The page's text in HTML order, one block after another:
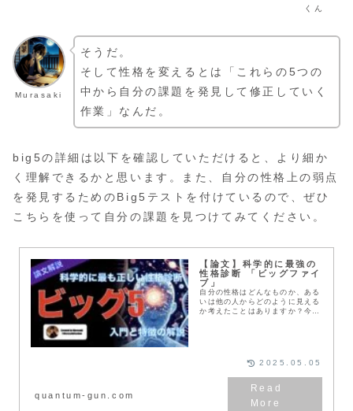
くん
Murasaki
そうだ。
そして性格を変えるとは「これらの5つの
中から自分の課題を発見して修正していく
作業」なんだ。
big5の詳細は以下を確認していただけると、より細か
く理解できるかと思います。また、自分の性格上の弱点
を発見するためのBig5テストを付けているので、ぜひ
こちらを使って自分の課題を見つけてみてください。
【論文】科学的に最強の
性格診断 「ビッグファイ
ブ」
自分の性格はどんなものか、ある
いは他の人からどのように見える
か考えたことはありますか？今回
quantum-gun.com
2025.05.05